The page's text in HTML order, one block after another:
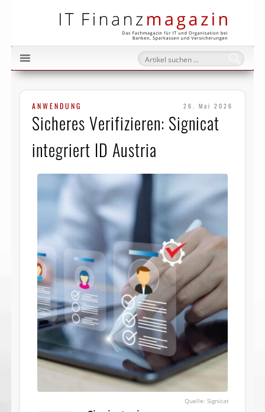
ANWENDUNG 26. Mai 2026
Sicheres Verifizieren: Signicat
integriert ID Austria
Signicat